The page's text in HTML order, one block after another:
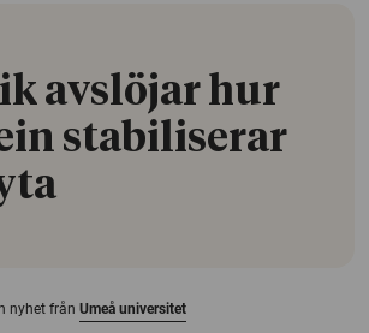
avslöjar hur
stabiliserar
nyhet från Umeå universitet